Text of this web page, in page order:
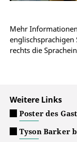
Mehr
englischsprachigen
rechts die
Weitere Links
Poster des
Tyson Barker